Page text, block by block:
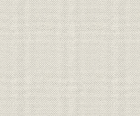
第三章 株式改組後第二次増産時代
第一節 台湾工場の増設
第二節 北海道工場の増設
第三節 大阪工場の増設
第四節 香春工場の新設